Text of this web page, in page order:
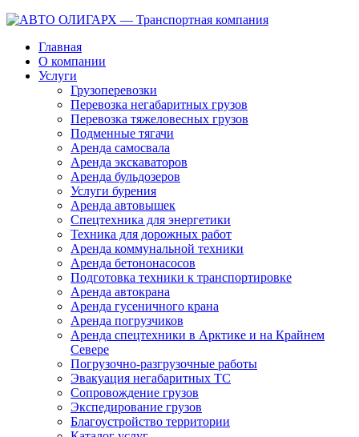
Главная
О компании
Услуги
Грузоперевозки
Перевозка негабаритных грузов
Перевозка тяжеловесных грузов
Подменные тягачи
Аренда самосвала
Аренда экскаваторов
Аренда бульдозеров
Услуги бурения
Аренда автовышек
Спецтехника для энергетики
Техника для дорожных работ
Аренда коммунальной техники
Аренда бетононасосов
Подготовка техники к транспортировке
Аренда автокрана
Аренда гусеничного крана
Аренда погрузчиков
Аренда спецтехники в Арктике и на Крайнем
Севере
Погрузочно-разгрузочные работы
Эвакуация негабаритных ТС
Сопровождение грузов
Экспедирование грузов
Благоустройство территории